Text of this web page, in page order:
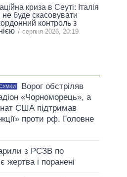
криза в Сеуті: Італія
не буде скасовувати
контроль з
7 серпня 2026, 20:19
Ворог обстріляв
«Чорноморець», а
США підтримав
проти рф. Головне
з РСЗВ по
жертва і поранені